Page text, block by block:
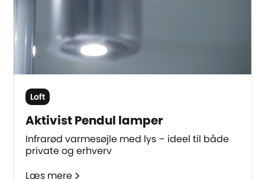
Loft
Aktivist Pendul lamper
Infrarød varmesøjle med lys – ideel til både
private og erhverv
Læs mere